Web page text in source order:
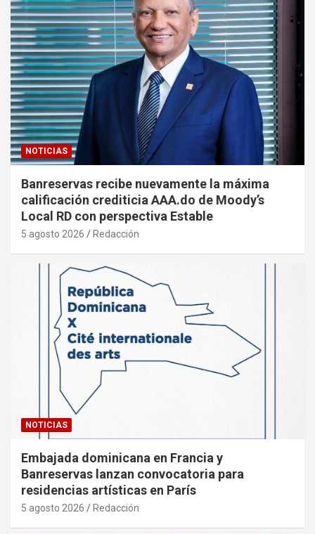
NOTICIAS
Banreservas recibe nuevamente la máxima
calificación crediticia AAA.do de Moody’s
Local RD con perspectiva Estable
5 agosto 2026 Redacción
NOTICIAS
Embajada dominicana en Francia y
Banreservas lanzan convocatoria para
residencias artísticas en París
5 agosto 2026 Redacción